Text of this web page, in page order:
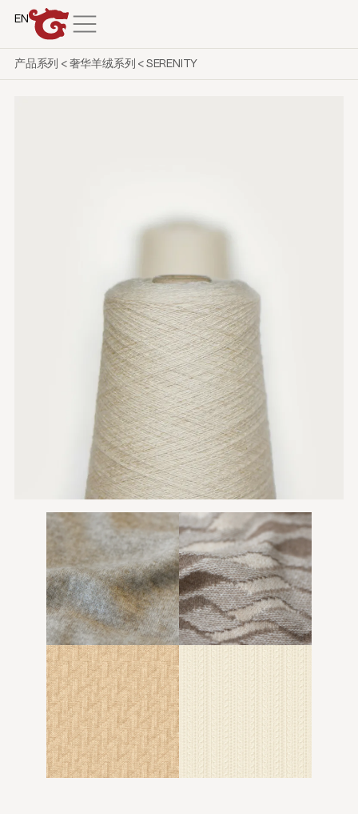
EN
产品系列 < 奢华羊绒系列 < SERENITY